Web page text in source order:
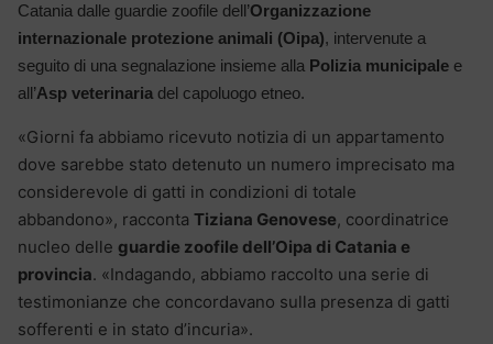
Catania dalle guardie zoofile dell’Organizzazione
internazionale protezione animali (Oipa), intervenute a
seguito di una segnalazione insieme alla Polizia municipale e
all’Asp veterinaria del capoluogo etneo.
«Giorni fa abbiamo ricevuto notizia di un appartamento
dove sarebbe stato detenuto un numero imprecisato ma
considerevole di gatti in condizioni di totale
abbandono», racconta Tiziana Genovese, coordinatrice
nucleo delle guardie zoofile dell’Oipa di Catania e
provincia. «Indagando, abbiamo raccolto una serie di
testimonianze che concordavano sulla presenza di gatti
sofferenti e in stato d’incuria».